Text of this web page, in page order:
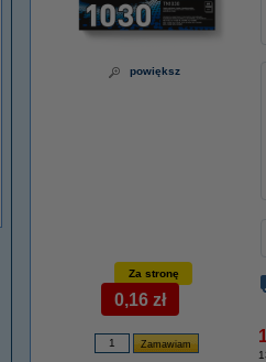
powiększ
Za stronę
0,16 zł